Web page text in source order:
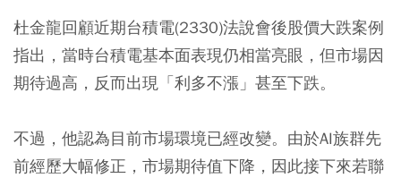
杜金龍回顧近期台積電(2330)法說會後股價大跌案例
指出，當時台積電基本面表現仍相當亮眼，但市場因
期待過高，反而出現「利多不漲」甚至下跌。
不過，他認為目前市場環境已經改變。由於AI族群先
前經歷大幅修正，市場期待值下降，因此接下來若聯